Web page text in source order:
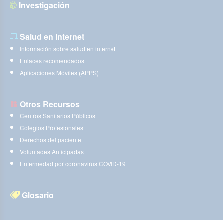
Investigación
Salud en Internet
Información sobre salud en internet
Enlaces recomendados
Aplicaciones Móviles (APPS)
Otros Recursos
Centros Sanitarios Públicos
Colegios Profesionales
Derechos del paciente
Voluntades Anticipadas
Enfermedad por coronavirus COVID-19
Glosario